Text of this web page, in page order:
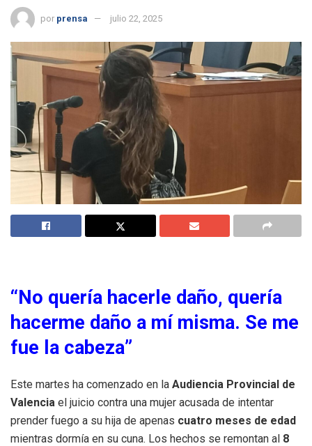
por prensa julio 22, 2025
“No quería hacerle daño, quería
hacerme daño a mí misma. Se me
fue la cabeza”
Este martes ha comenzado en la Audiencia Provincial de
Valencia el juicio contra una mujer acusada de intentar
prender fuego a su hija de apenas cuatro meses de edad
mientras dormía en su cuna. Los hechos se remontan al 8